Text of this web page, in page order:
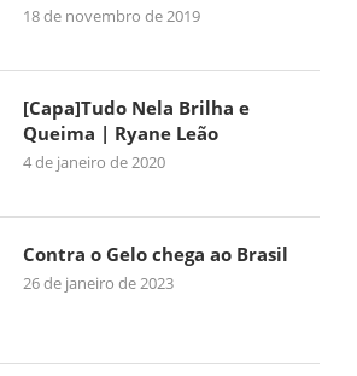
18 de novembro de 2019
[Capa]Tudo Nela Brilha e
Queima | Ryane Leão
4 de janeiro de 2020
Contra o Gelo chega ao Brasil
26 de janeiro de 2023